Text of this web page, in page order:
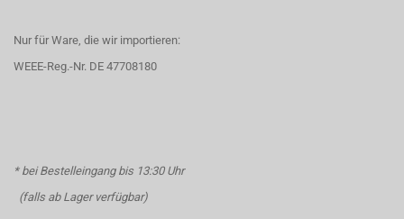
Nur für Ware, die wir importieren:
WEEE-Reg.-Nr. DE 47708180
* bei Bestelleingang bis 13:30 Uhr
(falls ab Lager verfügbar)